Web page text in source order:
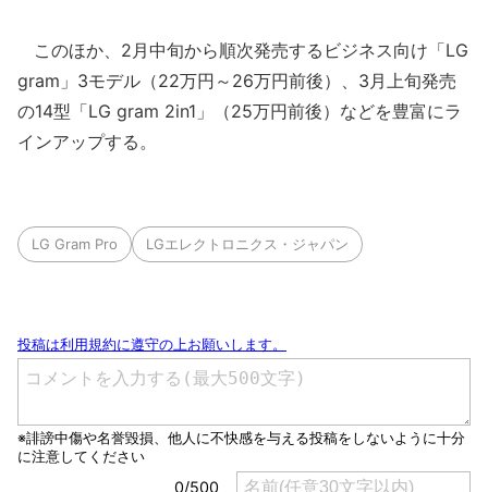
このほか、2月中旬から順次発売するビジネス向け「LG
gram」3モデル（22万円～26万円前後）、3月上旬発売
の14型「LG gram 2in1」（25万円前後）などを豊富にラ
インアップする。
LG Gram Pro LGエレクトロニクス・ジャパン